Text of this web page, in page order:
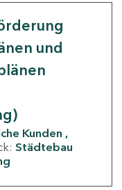
und
Kunden
Städtebau